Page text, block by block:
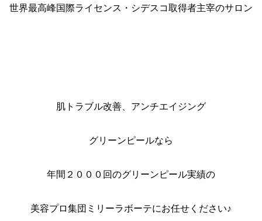
世界最高峰国際ライセンス・シデスコ取得者主宰のサロン
肌トラブル改善、アンチエイジング
グリーンピールなら
年間２０００回のグリーンピール実績の
美容プロ集団ミリーラボーテにお任せください♪